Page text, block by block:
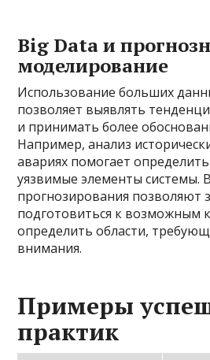
Big Data и
моделирование
Использование больших
позволяет выявлять
и принимать более
Например, анализ
авариях помогает
уязвимые элементы системы.
прогнозирования позволяют
подготовиться к возможным
определить области,
внимания.
Примеры
практик